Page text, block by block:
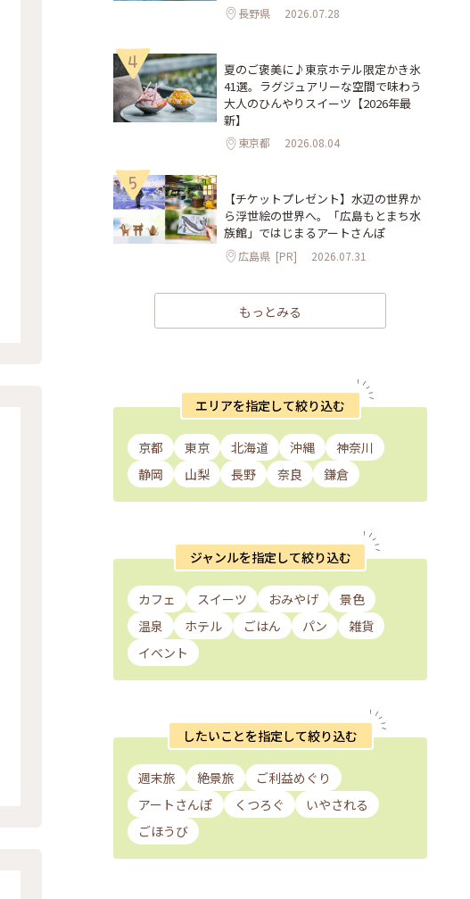
長野県 2026.07.28
4
夏のご褒美に♪東京ホテル限定かき氷
41選。ラグジュアリーな空間で味わう
大人のひんやりスイーツ【2026年最
新】
東京都 2026.08.04
5
【チケットプレゼント】水辺の世界か
ら浮世絵の世界へ。「広島もとまち水
族館」ではじまるアートさんぽ
広島県 [PR] 2026.07.31
もっとみる
エリアを指定して絞り込む
京都 東京 北海道 沖縄
神奈川
静岡
山梨 長野 奈良 鎌倉
ジャンルを指定して絞り込む
カフェ スイーツ おみやげ
景色
温泉
ホテル ごはん パン
雑貨
イベント
したいことを指定して絞り込む
週末旅 絶景旅
ご利益めぐり
アートさんぽ
くつろぐ
いやされる
ごほうび